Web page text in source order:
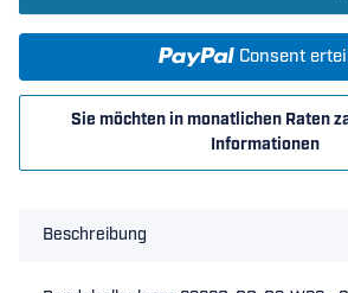
Consent
Sie möchten in monatlichen Raten
Informationen
Beschreibung